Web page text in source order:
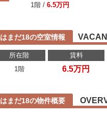
1階 / 6.5万円
はまだ18の空室情報
所在階 賃料
1階
6.5万円
はまだ18の物件概要